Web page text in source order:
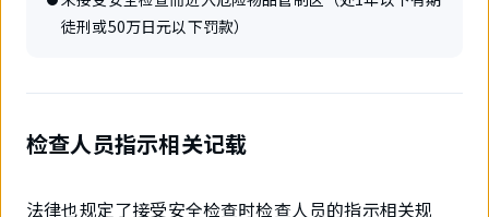
徒刑或50万日元以下罚款）
检查人员指示相关记载
法律也规定了接受安全检查时检查人员的指示相关规